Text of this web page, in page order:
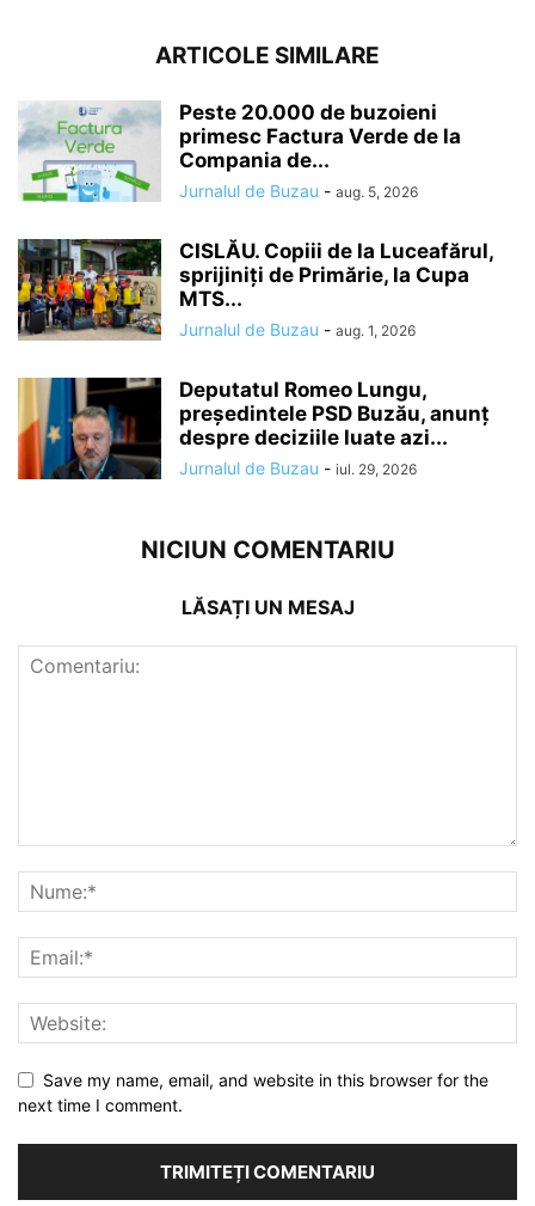
ARTICOLE SIMILARE
Peste 20.000 de buzoieni
primesc Factura Verde de la
Compania de...
Jurnalul de Buzau - aug. 5, 2026
CISLĂU. Copiii de la Luceafărul,
sprijiniți de Primărie, la Cupa
MTS...
Jurnalul de Buzau - aug. 1, 2026
Deputatul Romeo Lungu,
președintele PSD Buzău, anunț
despre deciziile luate azi...
Jurnalul de Buzau - iul. 29, 2026
NICIUN COMENTARIU
LĂSAȚI UN MESAJ
Save my name, email, and website in this browser for the
next time I comment.